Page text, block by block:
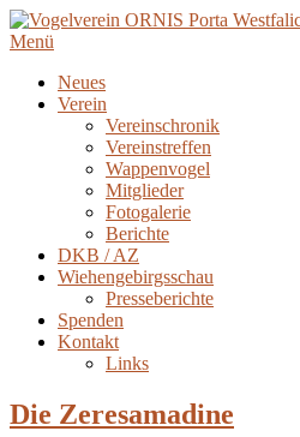
Menü
Neues
Verein
Vereinschronik
Vereinstreffen
Wappenvogel
Mitglieder
Fotogalerie
Berichte
DKB / AZ
Wiehengebirgsschau
Presseberichte
Spenden
Kontakt
Links
Die Zeresamadine